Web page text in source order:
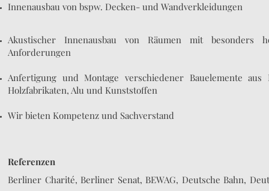
Innenausbau von bspw. Decken- und Wandverkleidungen
Akustischer Innenausbau von Räumen mit besonders
Anforderungen
Anfertigung und Montage verschiedener Bauelemente aus
Holzfabrikaten, Alu und Kunststoffen​
Wir bieten Kompetenz und Sachverstand
Referenzen
Berliner Charité, Berliner Senat, BEWAG, Deutsche Bahn,